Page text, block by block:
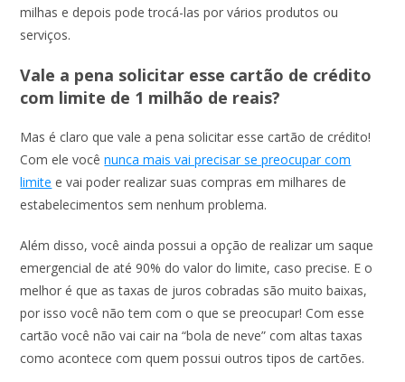
milhas e depois pode trocá-las por vários produtos ou
serviços.
Vale a pena solicitar esse cartão de crédito
com limite de 1 milhão de reais?
Mas é claro que vale a pena solicitar esse cartão de crédito!
Com ele vocênunca mais vai precisar se preocupar com
limite e vai poder realizar suas compras em milhares de
estabelecimentos sem nenhum problema.
Além disso, você ainda possui a opção de realizar um saque
emergencial de até 90% do valor do limite, caso precise. E o
melhor é que as taxas de juros cobradas são muito baixas,
por isso você não tem com o que se preocupar! Com esse
cartão você não vai cair na “bola de neve” com altas taxas
como acontece com quem possui outros tipos de cartões.